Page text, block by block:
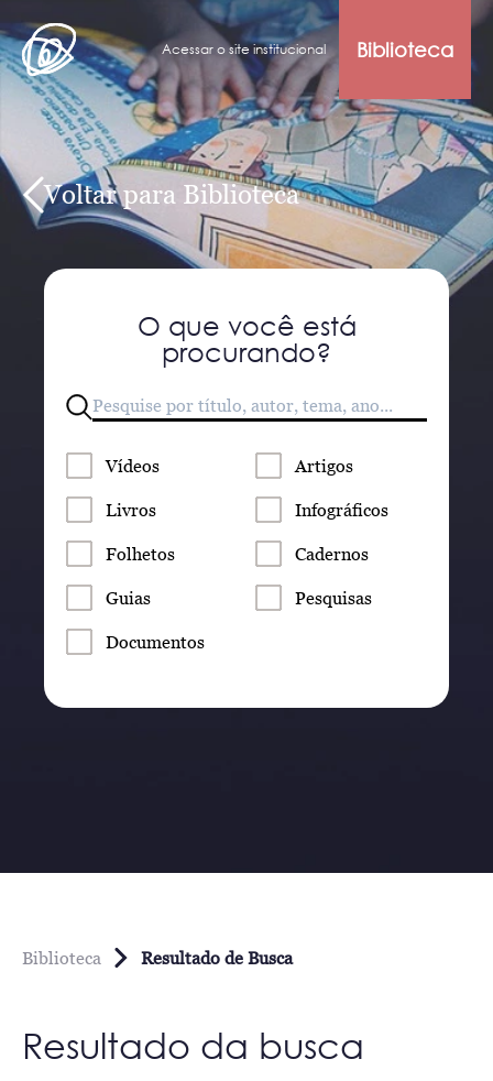
Acessar o site institucional Biblioteca
Voltar para Biblioteca
O que você está
procurando?
Vídeos Artigos
Livros Infográficos
Folhetos Cadernos
Guias Pesquisas
Documentos
Biblioteca Resultado de Busca
Resultado da busca